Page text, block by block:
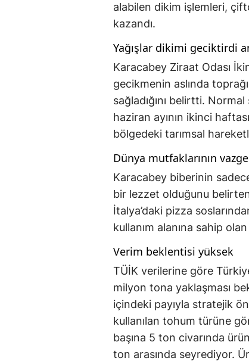
alabilen dikim işlemleri,
kazandı.
Yağışlar dikimi geciktirdi
Karacabey Ziraat Odası
gecikmenin aslında
sağladığını belirtti.
haziran ayının ikinci
bölgedeki tarımsal
Dünya mutfaklarının
Karacabey biberinin
bir lezzet olduğunu
İtalya’daki pizza
kullanım alanına sahip
Verim beklentisi yüksek
TÜİK verilerine göre
milyon tona yaklaşması
içindeki payıyla stratejik
kullanılan tohum türüne
başına 5 ton civarında
ton arasında seyrediyor.